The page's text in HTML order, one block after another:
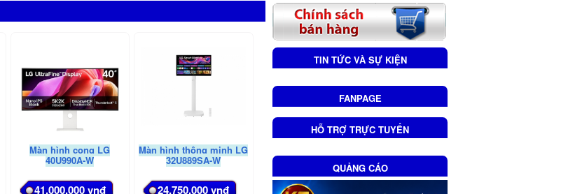
Màn hình cong LG
40U990A-W
41.000.000 vnđ
Màn hình thông minh LG
32U889SA-W
24.750.000 vnđ
TIN TỨC VÀ SỰ KIỆN
FANPAGE
HỖ TRỢ TRỰC TUYẾN
QUẢNG CÁO